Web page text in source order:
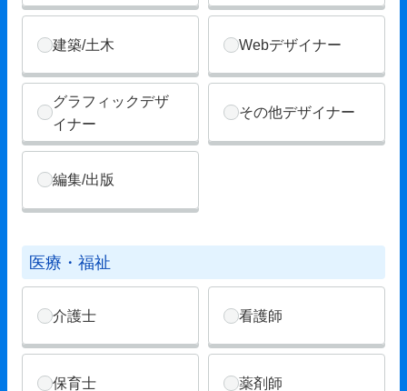
建築/土木 Webデザイナー
グラフィックデザ
イナー
その他デザイナー
編集/出版
医療・福祉
介護士 看護師
保育士 薬剤師